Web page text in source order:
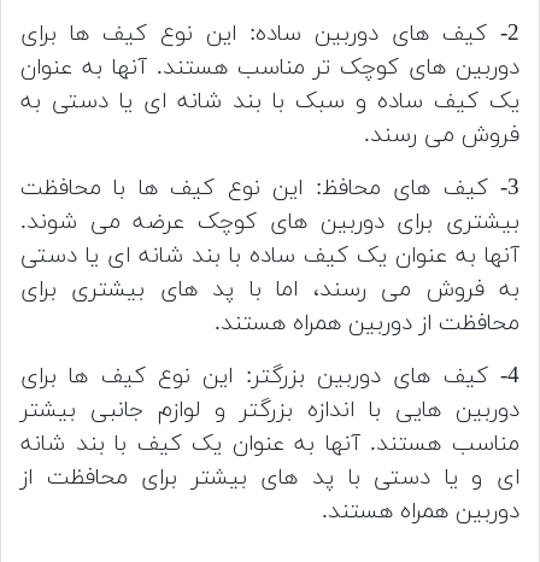
2- کیف های دوربین ساده: این نوع کیف ها برای
دوربین های کوچک تر مناسب هستند. آنها به عنوان
یک کیف ساده و سبک با بند شانه ای یا دستی به
فروش می رسند.
3- کیف های محافظ: این نوع کیف ها با محافظت
بیشتری برای دوربین های کوچک عرضه می شوند.
آنها به عنوان یک کیف ساده با بند شانه ای یا دستی
به فروش می رسند، اما با پد های بیشتری برای
محافظت از دوربین همراه هستند.
4- کیف های دوربین بزرگتر: این نوع کیف ها برای
دوربین هایی با اندازه بزرگتر و لوازم جانبی بیشتر
مناسب هستند. آنها به عنوان یک کیف با بند شانه
ای و یا دستی با پد های بیشتر برای محافظت از
دوربین همراه هستند.